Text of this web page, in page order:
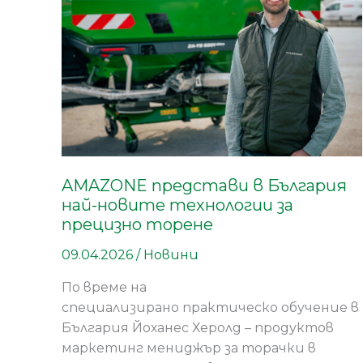
AMAZONE представи в България
най-новите технологии за
прецизно торене
09.04.2026 / Новини
По време на
специализирано практическо обучение в
България Йоханес Херолд – продуктов
маркетинг мениджър за торачки в
най-
новите
технологии
прецизно
торене